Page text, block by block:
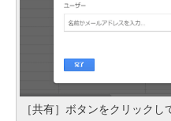
［共有］ボタンをクリック